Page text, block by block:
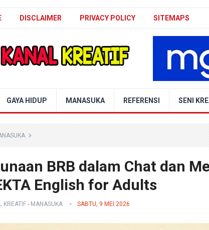
DISCLAIMER PRIVACY POLICY SITEMAPS
GAYA HIDUP MANASUKA REFERENSI SENI
BRB dalam Chat dan
English for Adults
KREATIF - MANASUKA SABTU, 9 MEI 2026